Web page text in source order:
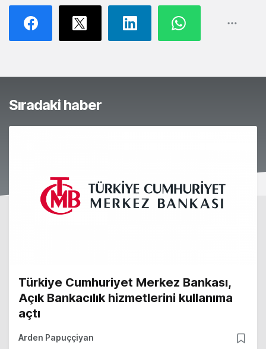
Sıradaki haber
Türkiye Cumhuriyet Merkez Bankası,
Açık Bankacılık hizmetlerini kullanıma
açtı
Arden Papuççiyan